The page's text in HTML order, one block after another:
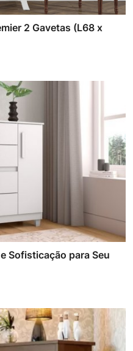
2 Gavetas (L68 x
Sofisticação para Seu